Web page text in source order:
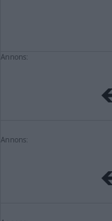
Annons:
Annons: